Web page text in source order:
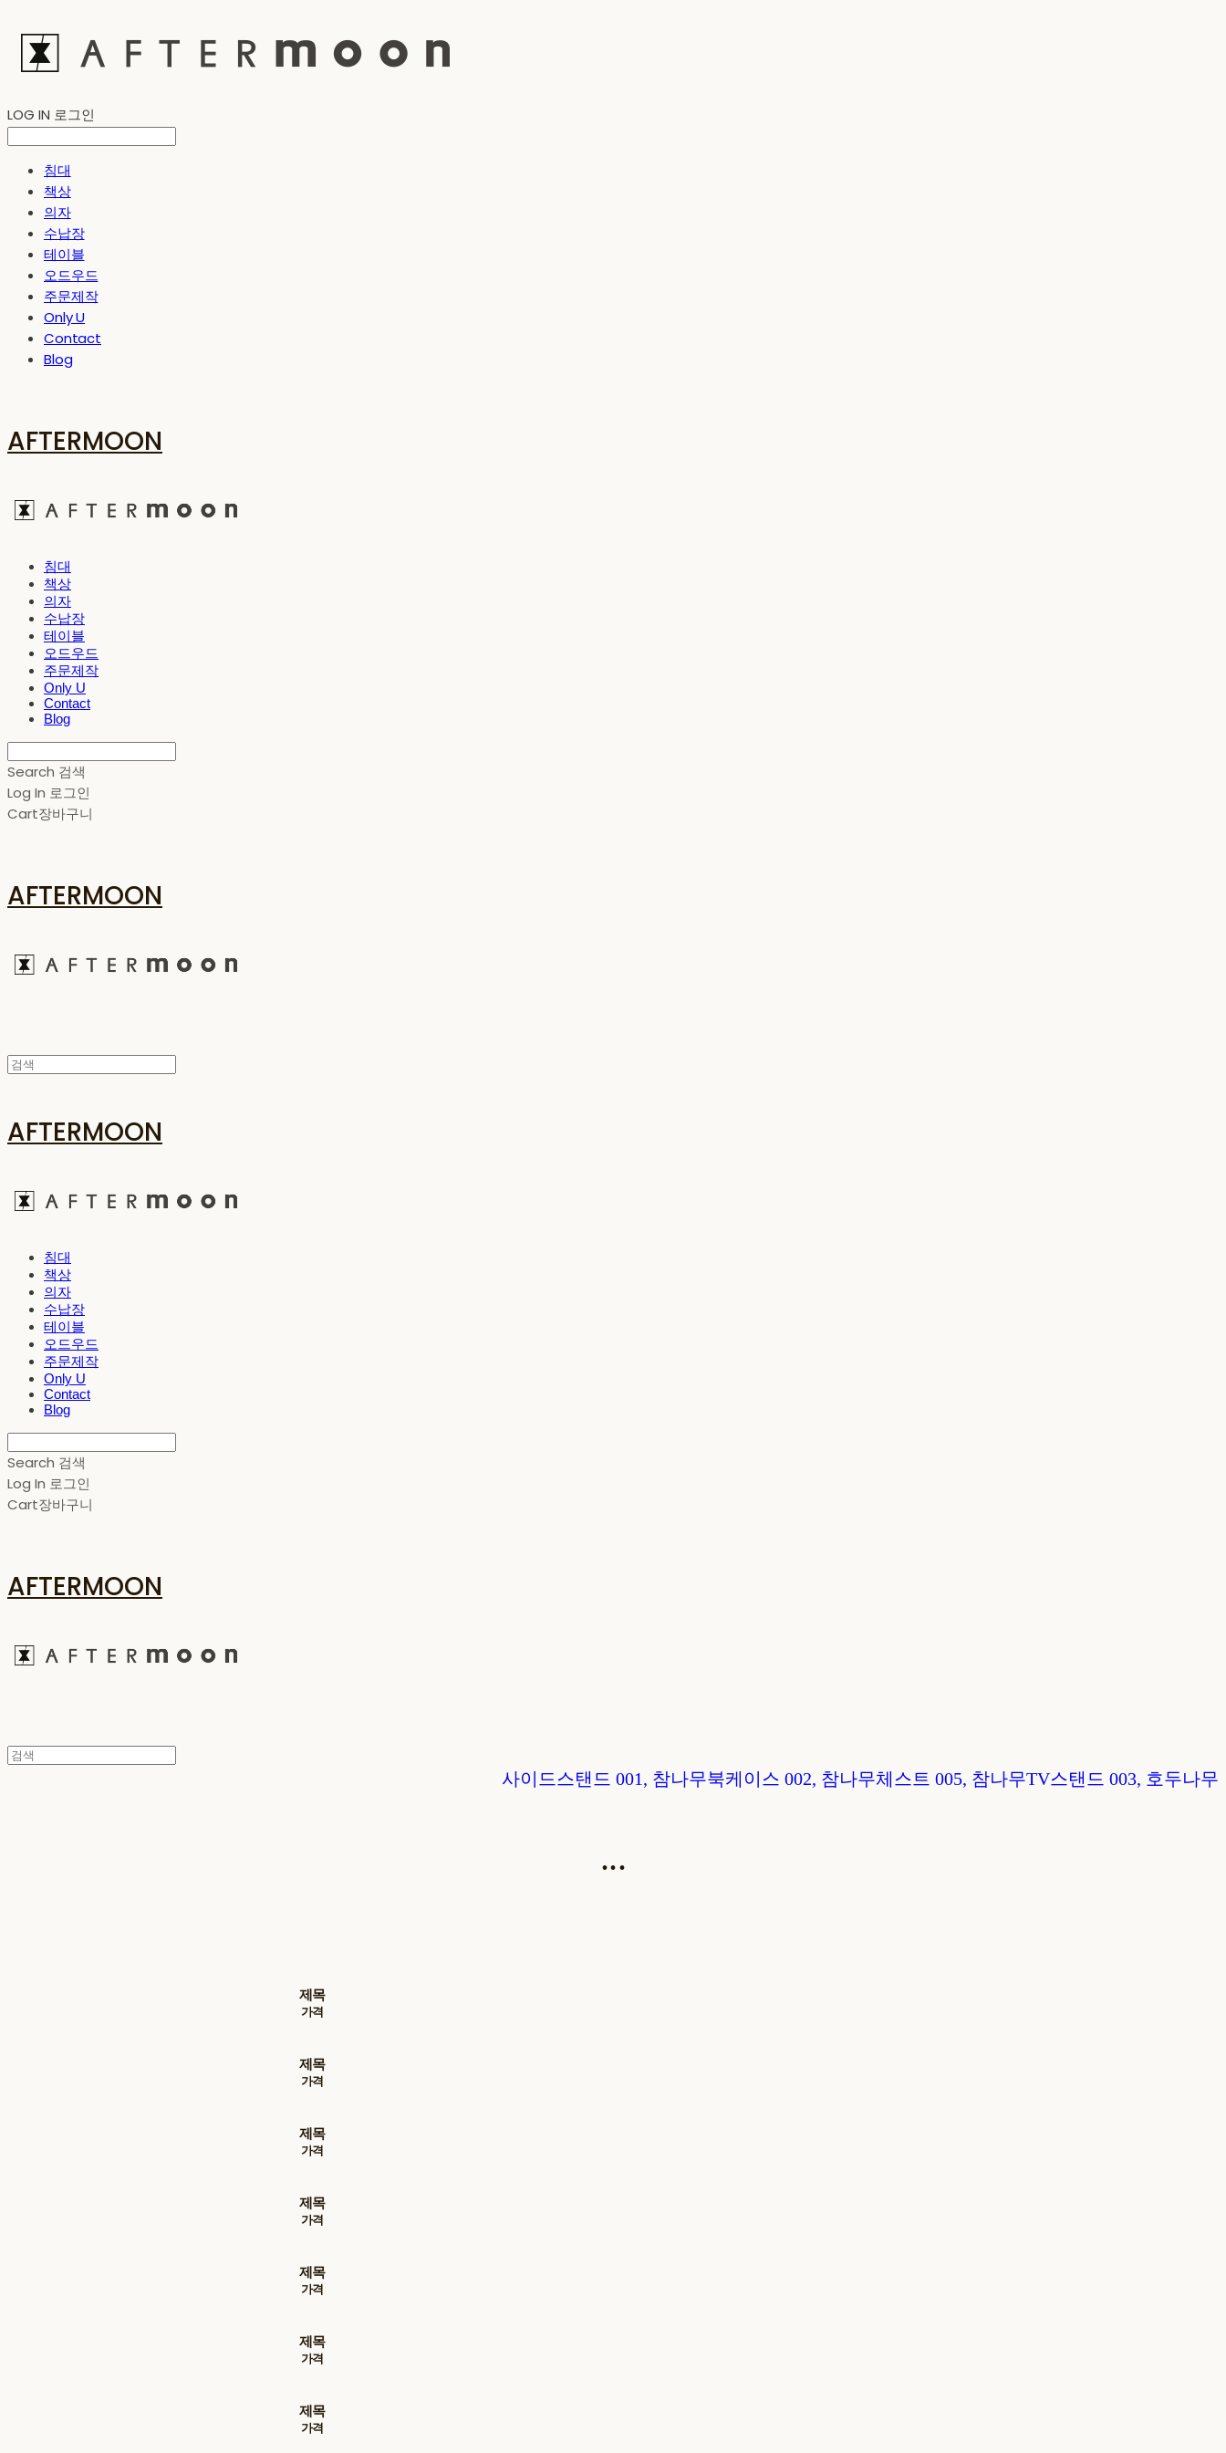
LOG IN 로그인
침대
책상
의자
수납장
테이블
오드우드
주문제작
Only U
Contact
Blog
AFTERMOON
침대
책상
의자
수납장
테이블
오드우드
주문제작
Only U
Contact
Blog
Search 검색
Log In 로그인
Cart장바구니
AFTERMOON
AFTERMOON
침대
책상
의자
수납장
테이블
오드우드
주문제작
Only U
Contact
Blog
Search 검색
Log In 로그인
Cart장바구니
AFTERMOON
TV스탠드 003, 호두나무
체스트 005, 참나무
북케이스 002, 참나무
사이드스탠드 001, 참나무
...
제목
가격
제목
가격
제목
가격
제목
가격
제목
가격
제목
가격
제목
가격